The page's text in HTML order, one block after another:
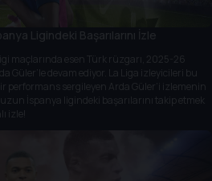
Ligindeki Başarılarını İzle
maçlarında esen Türk rüzgarı, 2025-26
Güler’le devam ediyor. La Liga izleyicileri bu
performans sergileyen Arda Güler’i izlemenin
İspanya ligindeki başarılarını takip etmek
izle!